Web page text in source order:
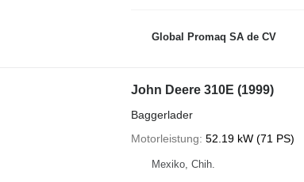
Global Promaq SA de CV
John Deere 310E (1999)
Baggerlader
Motorleistung 52.19 kW (71 PS)
Mexiko, Chih.